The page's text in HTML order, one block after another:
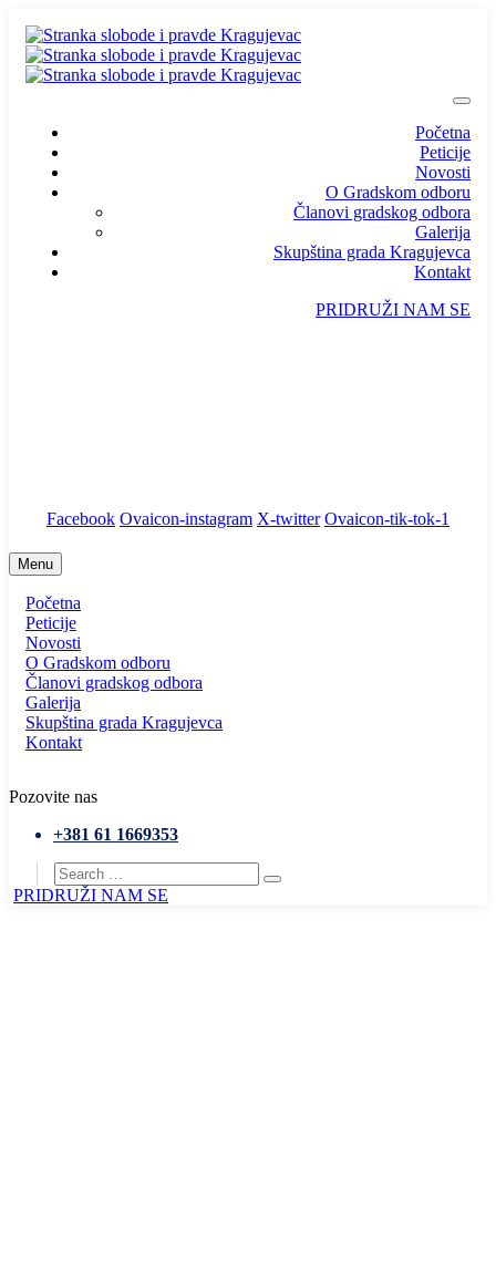
Početna
Peticije
Novosti
O Gradskom odboru
Članovi gradskog odbora
Galerija
Skupština grada Kragujevca
Kontakt
PRIDRUŽI NAM SE
Facebook Ovaicon-instagram X-twitter Ovaicon-tik-tok-1
Menu
Početna
Peticije
Novosti
O Gradskom odboru
Članovi gradskog odbora
Galerija
Skupština grada Kragujevca
Kontakt
Pozovite nas
+381 61 1669353
PRIDRUŽI NAM SE